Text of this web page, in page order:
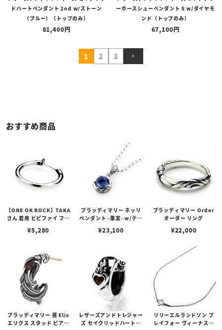
ドハートペンダント 2nd w/ストーン
（ブルー）（トップのみ）
81,400
ーホースシューペンダント S w/ダイヤモ
ンド（トップのみ）
67,100
1 2 3
おすすめ商品
【ONE OK ROCK】TAKA
さん 着用 ビビファイ フー
¥5,280
ブラッディマリー ネッリ
ペンダント -果実- w/ティ
¥23,100
ブラッディマリー Order
オーダー リング
¥22,000
ブラッディマリー 昼 Elix
エリクス スタッド ピアス
レザーズアンドトレジャー
ズ セイクリッドハートピ
リリーエルランドソン プ
レイフォー ヴィーナスチ